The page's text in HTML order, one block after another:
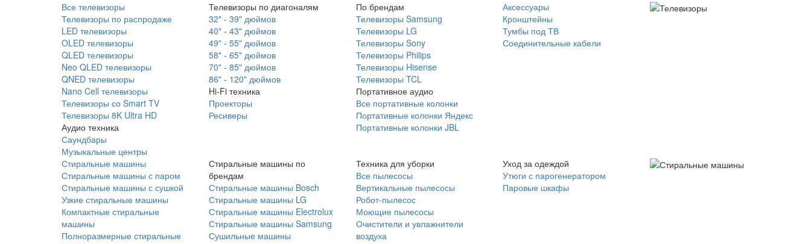
Все телевизоры
Телевизоры по распродаже
LED телевизоры
OLED телевизоры
QLED телевизоры
Neo QLED телевизоры
QNED телевизоры
Nano Cell телевизоры
Телевизоры со Smart TV
Телевизоры 8K Ultra HD
Аудио техника
Саундбары
Музыкальные центры
Телевизоры по диагоналям
32" - 39" дюймов
40" - 43" дюймов
49" - 55" дюймов
58" - 65" дюймов
70" - 85" дюймов
86" - 120" дюймов
Hi-Fi техника
Проекторы
Ресиверы
По брендам
Телевизоры Samsung
Телевизоры LG
Телевизоры Sony
Телевизоры Philips
Телевизоры Hisense
Телевизоры TCL
Портативное аудио
Все портативные колонки
Портативные колонки Яндекс
Портативные колонки JBL
Аксессуары
Кронштейны
Тумбы под ТВ
Соединительные кабели
Стиральные машины
Стиральные машины с паром
Стиральные машины с сушкой
Узкие стиральные машины
Компактные стиральные
машины
Полноразмерные стиральные
Стиральные машины по
брендам
Стиральные машины Bosch
Стиральные машины LG
Стиральные машины Electrolux
Стиральные машины Samsung
Сушильные машины
Техника для уборки
Все пылесосы
Вертикальные пылесосы
Робот-пылесос
Моющие пылесосы
Очистители и увлажнители
воздуха
Уход за одеждой
Утюги с парогенератором
Паровые шкафы